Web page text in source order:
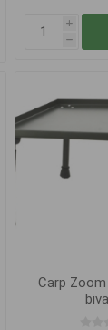
i
h
Carp